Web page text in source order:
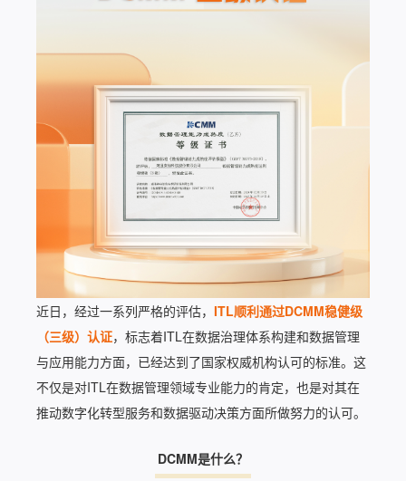
近日，经过一系列严格的评估， ITL顺利通过DCMM稳健级
（三级）认证，标志着ITL在数据治理体系构建和数据管理
与应用能力方面，已经达到了国家权威机构认可的标准。这
不仅是对ITL在数据管理领域专业能力的肯定，也是对其在
推动数字化转型服务和数据驱动决策方面所做努力的认可。
DCMM是什么？